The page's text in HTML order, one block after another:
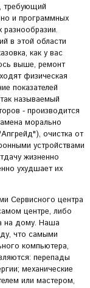
требующий
и программных
в этой области
как у вас
выше, ремонт
физическая
показателей
называемый
- производится
морально
очистка от
устройствами
жизненно
ухудшает их
Сервисного центра
центре, либо
на дому. Наша
что самыми
компьютера,
перепады
механические
или мастером,